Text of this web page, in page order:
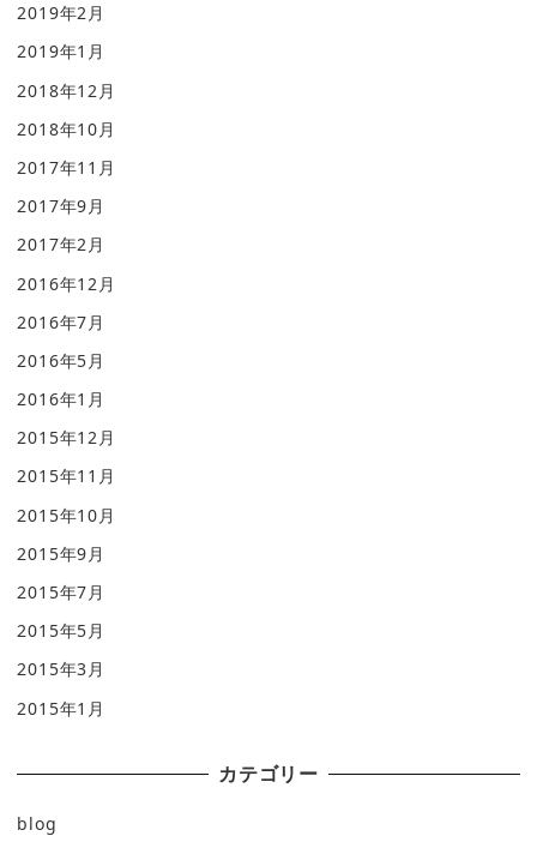
2019年2月
2019年1月
2018年12月
2018年10月
2017年11月
2017年9月
2017年2月
2016年12月
2016年7月
2016年5月
2016年1月
2015年12月
2015年11月
2015年10月
2015年9月
2015年7月
2015年5月
2015年3月
2015年1月
カテゴリー
blog